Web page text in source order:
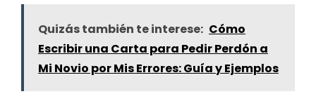
Quizás también te interese: Cómo
Escribir una Carta para Pedir Perdón a
Mi Novio por Mis Errores: Guía y Ejemplos